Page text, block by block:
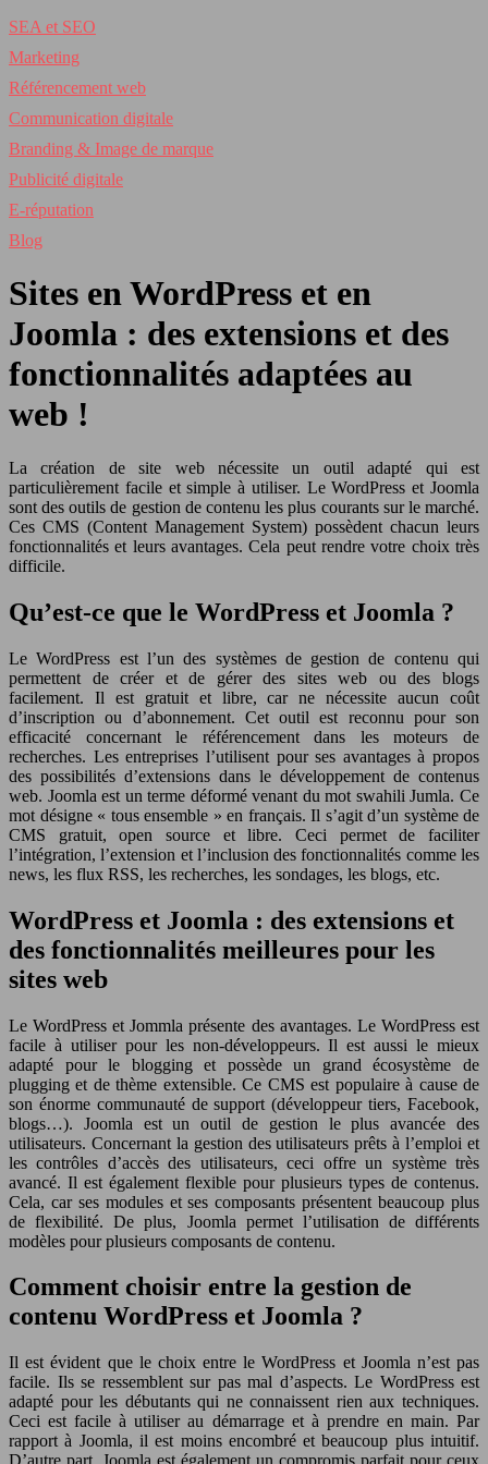
SEA et SEO
Marketing
Référencement web
Communication digitale
Branding & Image de marque
Publicité digitale
E-réputation
Blog
Sites en WordPress et en
Joomla : des extensions et des
fonctionnalités adaptées au
web !
La création de site web nécessite un outil adapté qui est
particulièrement facile et simple à utiliser. Le WordPress et Joomla
sont des outils de gestion de contenu les plus courants sur le marché.
Ces CMS (Content Management System) possèdent chacun leurs
fonctionnalités et leurs avantages. Cela peut rendre votre choix très
difficile.
Qu’est-ce que le WordPress et Joomla ?
Le WordPress est l’un des systèmes de gestion de contenu qui
permettent de créer et de gérer des sites web ou des blogs
facilement. Il est gratuit et libre, car ne nécessite aucun coût
d’inscription ou d’abonnement. Cet outil est reconnu pour son
efficacité concernant le référencement dans les moteurs de
recherches. Les entreprises l’utilisent pour ses avantages à propos
des possibilités d’extensions dans le développement de contenus
web. Joomla est un terme déformé venant du mot swahili Jumla. Ce
mot désigne « tous ensemble » en français. Il s’agit d’un système de
CMS gratuit, open source et libre. Ceci permet de faciliter
l’intégration, l’extension et l’inclusion des fonctionnalités comme les
news, les flux RSS, les recherches, les sondages, les blogs, etc.
WordPress et Joomla : des extensions et
des fonctionnalités meilleures pour les
sites web
Le WordPress et Jommla présente des avantages. Le WordPress est
facile à utiliser pour les non-développeurs. Il est aussi le mieux
adapté pour le blogging et possède un grand écosystème de
plugging et de thème extensible. Ce CMS est populaire à cause de
son énorme communauté de support (développeur tiers, Facebook,
blogs…). Joomla est un outil de gestion le plus avancée des
utilisateurs. Concernant la gestion des utilisateurs prêts à l’emploi et
les contrôles d’accès des utilisateurs, ceci offre un système très
avancé. Il est également flexible pour plusieurs types de contenus.
Cela, car ses modules et ses composants présentent beaucoup plus
de flexibilité. De plus, Joomla permet l’utilisation de différents
modèles pour plusieurs composants de contenu.
Comment choisir entre la gestion de
contenu WordPress et Joomla ?
Il est évident que le choix entre le WordPress et Joomla n’est pas
facile. Ils se ressemblent sur pas mal d’aspects. Le WordPress est
adapté pour les débutants qui ne connaissent rien aux techniques.
Ceci est facile à utiliser au démarrage et à prendre en main. Par
rapport à Joomla, il est moins encombré et beaucoup plus intuitif.